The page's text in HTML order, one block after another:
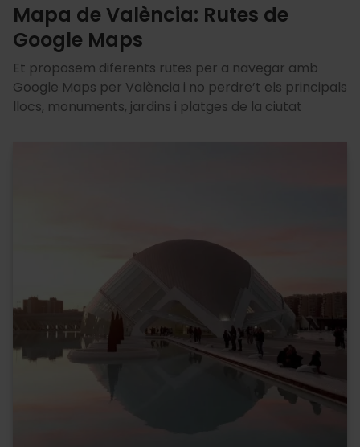
Mapa de València: Rutes de
Google Maps
Et proposem diferents rutes per a navegar amb
Google Maps per València i no perdre’t els principals
llocs, monuments, jardins i platges de la ciutat